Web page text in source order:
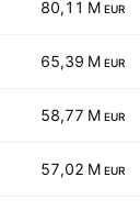
80,11 M EUR
65,39 M EUR
58,77 M EUR
57,02 M EUR